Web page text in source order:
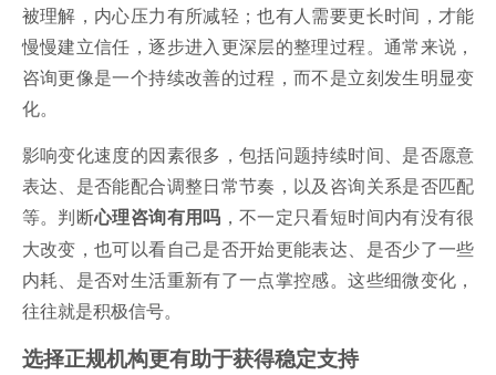
被理解，内心压力有所减轻；也有人需要更长时间，才能
慢慢建立信任，逐步进入更深层的整理过程。通常来说，
咨询更像是一个持续改善的过程，而不是立刻发生明显变
化。
影响变化速度的因素很多，包括问题持续时间、是否愿意
表达、是否能配合调整日常节奏，以及咨询关系是否匹配
等。判断心理咨询有用吗 ，不一定只看短时间内有没有很
大改变，也可以看自己是否开始更能表达、是否少了一些
内耗、是否对生活重新有了一点掌控感。这些细微变化，
往往就是积极信号。
选择正规机构更有助于获得稳定支持